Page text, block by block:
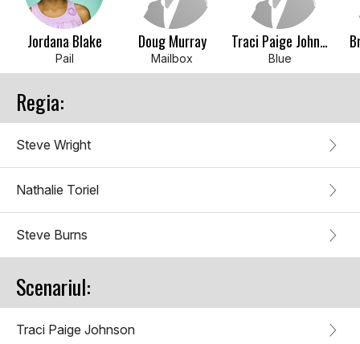
Jordana Blake
Pail
Doug Murray
Mailbox
Traci Paige Johnson
Blue
Regia:
Steve Wright
Nathalie Toriel
Steve Burns
Scenariul:
Traci Paige Johnson